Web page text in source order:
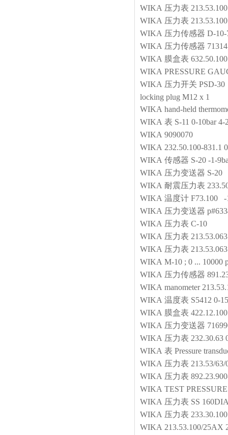
WIKA 压力表
WIKA 压力表
WIKA 压力传感器 D-
WIKA 压力传感器
WIKA 膜盒表
WIKA PRESSURE
WIKA 压力开关 PSD-30
locking plug M12 x 1
WIKA hand-held
WIKA 表 S-11 0-10bar
WIKA 9090070
WIKA 232.50.100-831.1
WIKA 传感器 S-20 -1-
WIKA 压力变送器 S-20
WIKA 耐震压力表
WIKA 温度计 F73.100
WIKA 压力变送器
WIKA 压力表 C-10
WIKA 压力表
WIKA 压力表
WIKA M-10 ; 0 ... 10000
WIKA 压力传感器
WIKA manometer
WIKA 温度表 S5412 0-
WIKA 膜盒表
WIKA 压力变送器
WIKA 压力表 232.30.63
WIKA 表 Pressure
WIKA 压力表 213.53/
WIKA 压力表
WIKA TEST
WIKA 压力表 SS
WIKA 压力表
WIKA 213.53.100/25AX